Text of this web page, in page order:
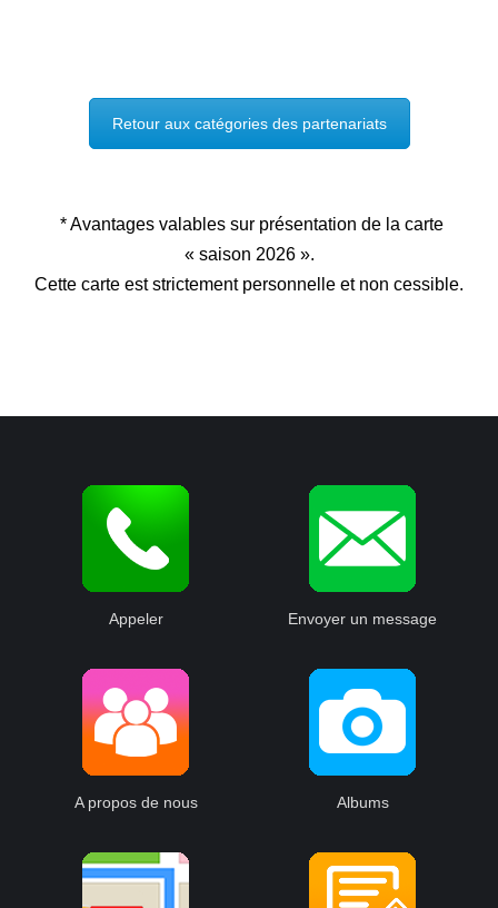
Retour aux catégories des partenariats
* Avantages valables sur présentation de la carte
« saison 2026 ».
Cette carte est strictement personnelle et non cessible.
Appeler Envoyer un message
A propos de nous Albums